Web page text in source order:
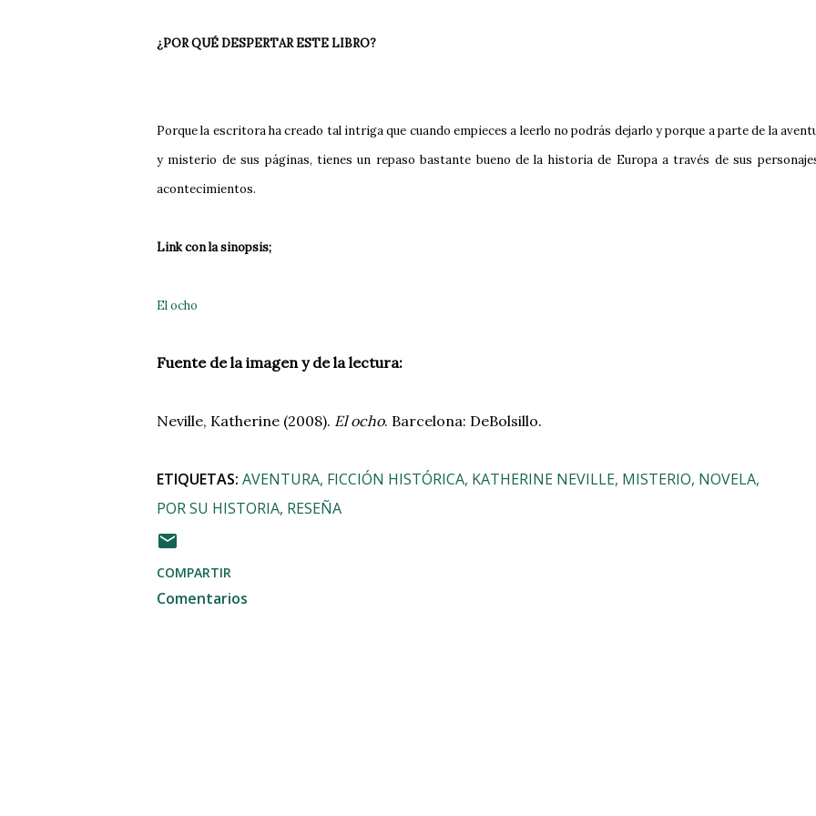
¿POR QUÉ DESPERTAR ESTE LIBRO?
Porque la escritora ha creado tal intriga que cuando empieces a leerlo no podrás dejarlo y porque a parte de la
y misterio de sus páginas, tienes un repaso bastante bueno de la historia de Europa a través de sus
acontecimientos.
Link con la sinopsis;
El ocho
Fuente de la imagen y de la lectura:
Neville, Katherine (2008). El ocho. Barcelona: DeBolsillo.
ETIQUETAS: AVENTURA FICCIÓN HISTÓRICA KATHERINE NEVILLE MISTERIO NOVELA
POR SU HISTORIA RESEÑA
COMPARTIR
Comentarios